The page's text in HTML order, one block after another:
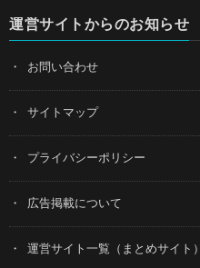
運営サイトからのお知らせ
お問い合わせ
サイトマップ
プライバシーポリシー
広告掲載について
運営サイト一覧（まとめサイト）